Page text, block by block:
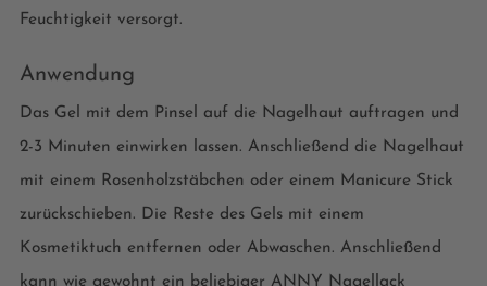
Feuchtigkeit versorgt.
Anwendung
Das Gel mit dem Pinsel auf die Nagelhaut auftragen und
2-3 Minuten einwirken lassen. Anschließend die Nagelhaut
mit einem Rosenholzstäbchen oder einem Manicure Stick
zurückschieben. Die Reste des Gels mit einem
Kosmetiktuch entfernen oder Abwaschen. Anschließend
kann wie gewohnt ein beliebiger ANNY Nagellack